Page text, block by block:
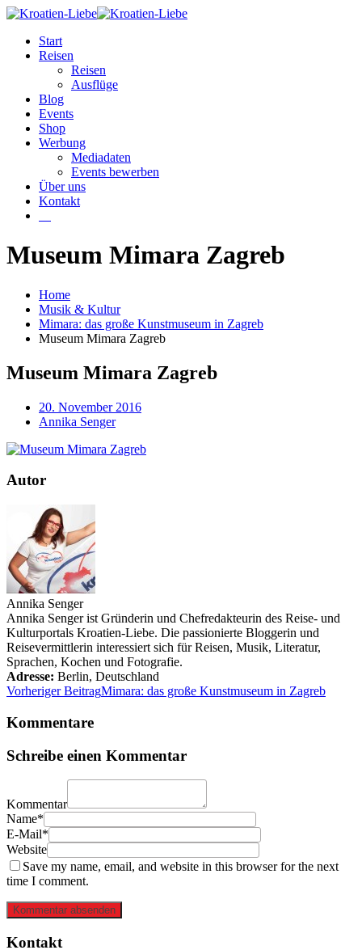
Start
Reisen
Reisen
Ausflüge
Blog
Events
Shop
Werbung
Mediadaten
Events bewerben
Über uns
Kontakt
Museum Mimara Zagreb
Home
Musik & Kultur
Mimara: das große Kunstmuseum in Zagreb
Museum Mimara Zagreb
Museum Mimara Zagreb
20. November 2016
Annika Senger
Autor
Annika Senger
Annika Senger ist Gründerin und Chefredakteurin des Reise- und
Kulturportals Kroatien-Liebe. Die passionierte Bloggerin und
Reisevermittlerin interessiert sich für Reisen, Musik, Literatur,
Sprachen, Kochen und Fotografie.
Adresse: Berlin, Deutschland
Vorheriger BeitragMimara: das große Kunstmuseum in Zagreb
Kommentare
Schreibe einen Kommentar
Kommentar
Name*
E-Mail*
Website
Save my name, email, and website in this browser for the next
time I comment.
Kommentar absenden
Kontakt